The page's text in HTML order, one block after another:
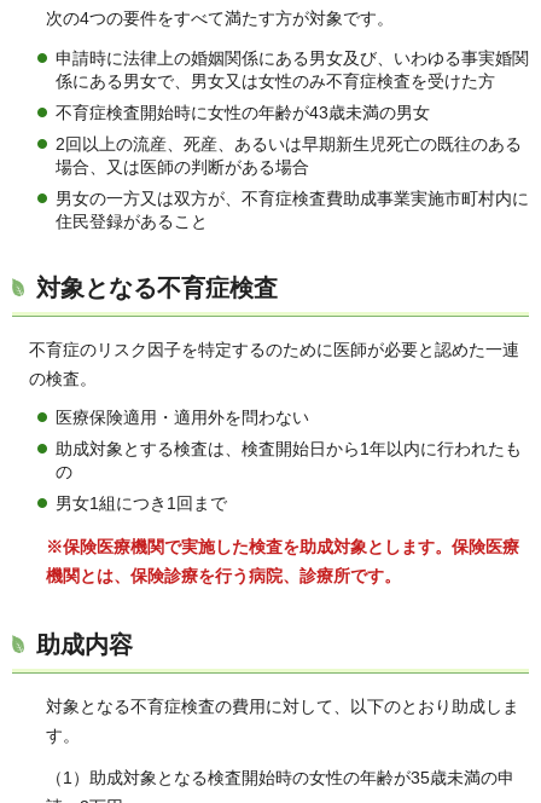
次の4つの要件をすべて満たす方が対象です。
申請時に法律上の婚姻関係にある男女及び、いわゆる事実婚関
係にある男女で、男女又は女性のみ不育症検査を受けた方
不育症検査開始時に女性の年齢が43歳未満の男女
2回以上の流産、死産、あるいは早期新生児死亡の既往のある
場合、又は医師の判断がある場合
男女の一方又は双方が、不育症検査費助成事業実施市町村内に
住民登録があること
対象となる不育症検査
不育症のリスク因子を特定するのために医師が必要と認めた一連
の検査。
医療保険適用・適用外を問わない
助成対象とする検査は、検査開始日から1年以内に行われたも
の
男女1組につき1回まで
※保険医療機関で実施した検査を助成対象とします。保険医療
機関とは、保険診療を行う病院、診療所です。
助成内容
対象となる不育症検査の費用に対して、以下のとおり助成しま
す。
（1）助成対象となる検査開始時の女性の年齢が35歳未満の申